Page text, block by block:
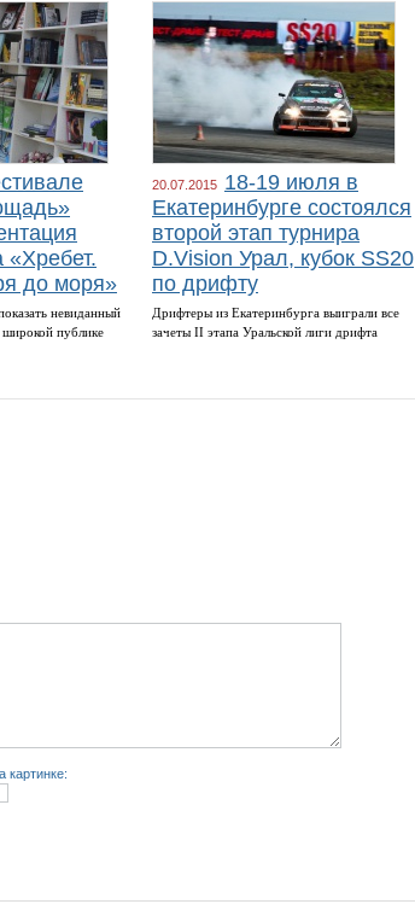
до моря»
невиданный
широкой публике
20.07.2015 18-19 июля в
Екатеринбурге состоялся
второй этап турнира
D.Vision Урал, кубок SS20
по дрифту
Дрифтеры из Екатеринбурга выиграли все
зачеты II этапа Уральской лиги дрифта
картинке: